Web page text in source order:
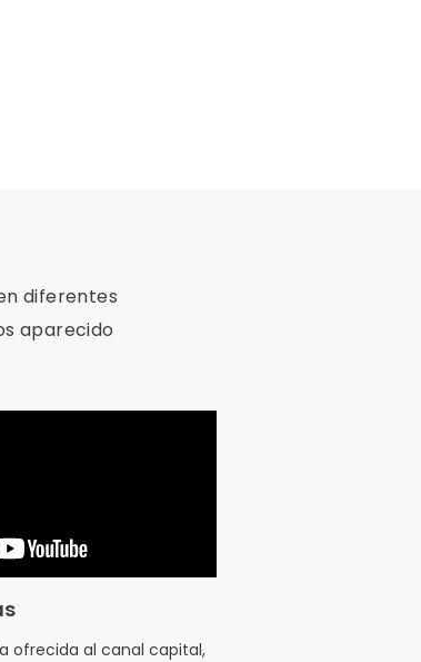
diferentes
aparecido
ofrecida al canal capital,